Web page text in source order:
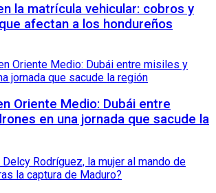
la matrícula vehicular: cobros y
afectan a los hondureños
Oriente Medio: Dubái entre
en una jornada que sacude la